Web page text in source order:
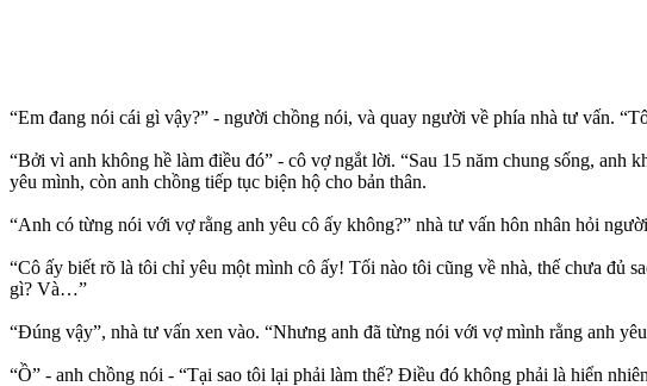
“Em đang nói cái gì vậy?” - người chồng nói, và quay người về phía nhà tư vấn.
“Bởi vì anh không hề làm điều đó” - cô vợ ngắt lời. “Sau 15 năm chung sống, anh
yêu mình, còn anh chồng tiếp tục biện hộ cho bản thân.
“Anh có từng nói với vợ rằng anh yêu cô ấy không?” nhà tư vấn hôn nhân hỏi
“Cô ấy biết rõ là tôi chỉ yêu một mình cô ấy! Tối nào tôi cũng về nhà, thế chưa đủ
gì? Và…”
“Đúng vậy”, nhà tư vấn xen vào. “Nhưng anh đã từng nói với vợ mình rằng anh
“Ồ” - anh chồng nói - “Tại sao tôi lại phải làm thế? Điều đó không phải là hiển